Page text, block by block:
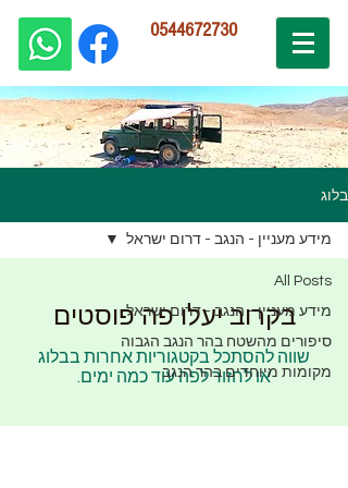
0544672730
בלוג
All Posts
מידע מעניין - הנגב - דרום ישראל
סיפורים מהשטח בהר הנגב הגבוה
מקומות מיוחדים בהר הנגב
מידע מעניין - הנגב - דרום ישראל
בקרוב יעלו פה פוסטים
שווה להסתכל בקטגוריות אחרות בבלוג
או לחזור לפה עוד כמה ימים.